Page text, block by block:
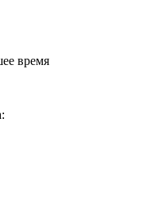
время